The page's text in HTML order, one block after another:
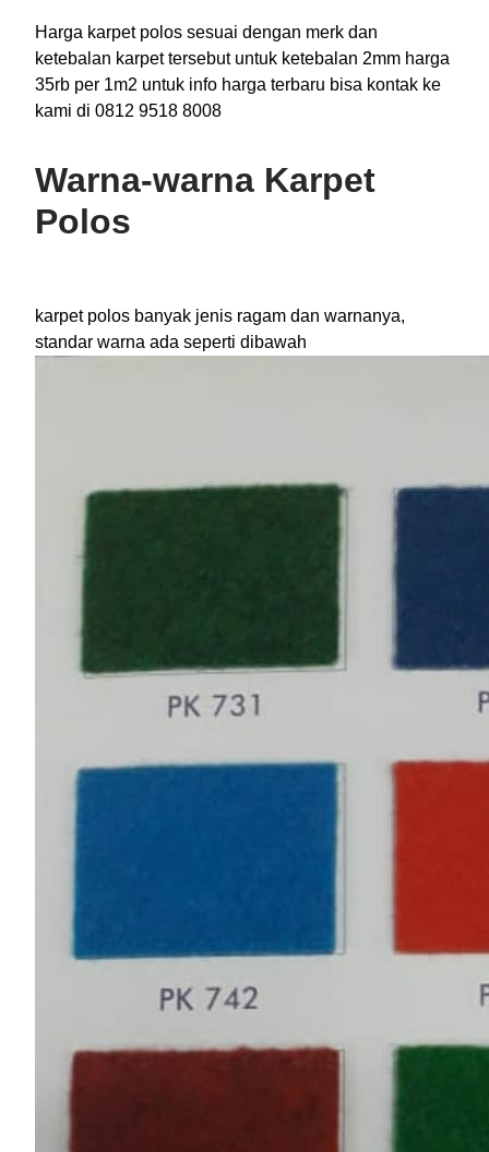
Harga karpet polos sesuai dengan merk dan
ketebalan karpet tersebut untuk ketebalan 2mm harga
35rb per 1m2 untuk info harga terbaru bisa kontak ke
kami di 0812 9518 8008
Warna-warna Karpet
Polos
karpet polos banyak jenis ragam dan warnanya,
standar warna ada seperti dibawah